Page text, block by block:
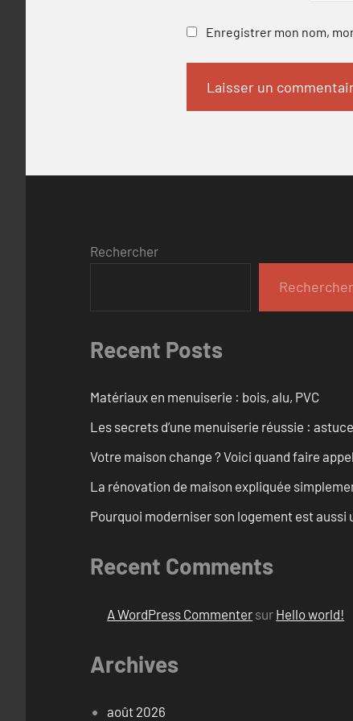
Enregistrer mon nom,
Rechercher
Rechercher
Recent Posts
Matériaux en menuiserie : bois, alu, PVC
Les secrets d’une menuiserie réussie :
Votre maison change ? Voici quand faire
La rénovation de maison expliquée
Pourquoi moderniser son logement est
Recent Comments
A WordPress Commenter sur Hello world!
Archives
août 2026